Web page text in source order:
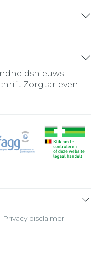
Zorgtarieven
Privacy disclaimer